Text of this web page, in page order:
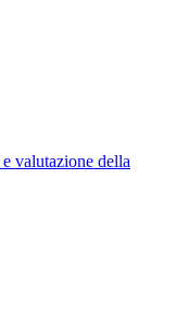
valutazione della